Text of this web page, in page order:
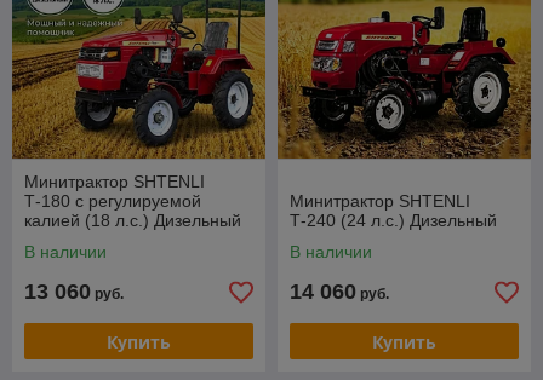
Минитрактор SHTENLI
Т-180 с регулируемой
калией (18 л.с.) Дизельный
В наличии
13 060 руб.
Купить
Минитрактор SHTENLI
Т-240 (24 л.с.) Дизельный
В наличии
14 060 руб.
Купить